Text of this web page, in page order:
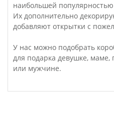
наибольшей
Их дополнительно
добавляют открытки с
У нас можно подобрать
для подарка девушке, маме,
или мужчине.